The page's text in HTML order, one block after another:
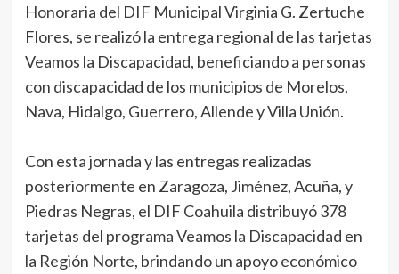
Honoraria del DIF Municipal Virginia G. Zertuche
Flores, se realizó la entrega regional de las tarjetas
Veamos la Discapacidad, beneficiando a personas
con discapacidad de los municipios de Morelos,
Nava, Hidalgo, Guerrero, Allende y Villa Unión.
Con esta jornada y las entregas realizadas
posteriormente en Zaragoza, Jiménez, Acuña, y
Piedras Negras, el DIF Coahuila distribuyó 378
tarjetas del programa Veamos la Discapacidad en
la Región Norte, brindando un apoyo económico